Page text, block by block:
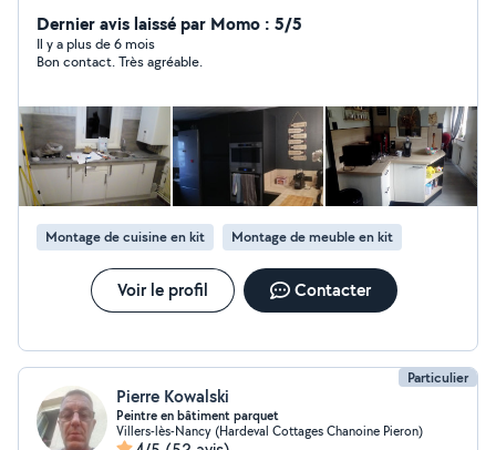
meubles. Aménagement cuisine salle de bain.
Dernier avis laissé par Momo : 5/5
Il y a plus de 6 mois
Bon contact. Très agréable.
Montage de cuisine en kit Montage de meuble en kit
Voir le profil Contacter
Particulier
Pierre Kowalski
Peintre en bâtiment parquet
Villers-lès-Nancy (Hardeval Cottages Chanoine Pieron)